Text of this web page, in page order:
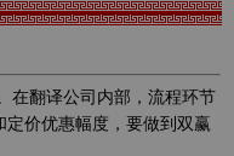
在翻译公司内部，流程环节
定价优惠幅度，要做到双赢